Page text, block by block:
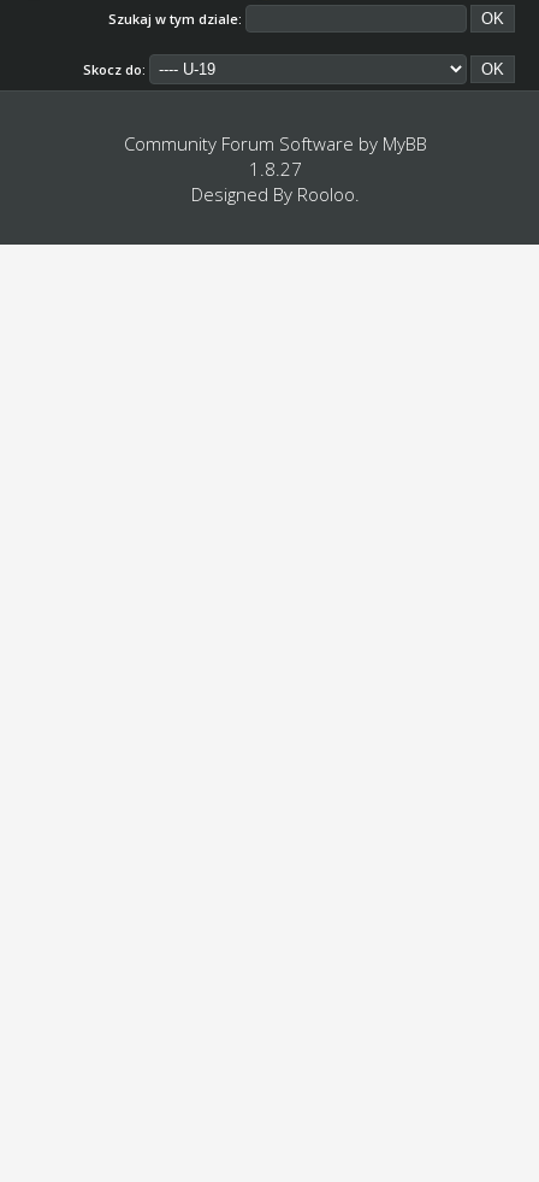
Szukaj w tym dziale:
Skocz do:
Community Forum Software by MyBB
1.8.27
Designed By Rooloo.